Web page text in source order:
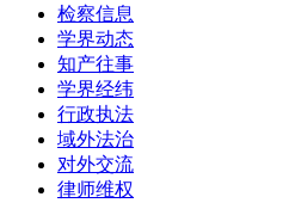
检察信息
学界动态
知产往事
学界经纬
行政执法
域外法治
对外交流
律师维权